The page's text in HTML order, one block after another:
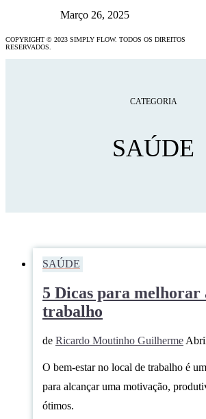
Março 26, 2025
COPYRIGHT © 2023 SIMPLY FLOW. TODOS OS DIREITOS
RESERVADOS.
CATEGORIA
SAÚDE
SAÚDE
5 Dicas para melhorar
trabalho
de Ricardo Moutinho Guilherme
O bem-estar no local de trabalho é
para alcançar uma motivação,
ótimos.